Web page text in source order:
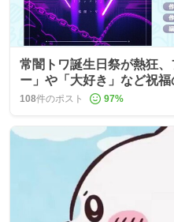
常闇トワ誕生日祭が熱狂
ー」や「大好き」など祝福
108件のポスト 97%